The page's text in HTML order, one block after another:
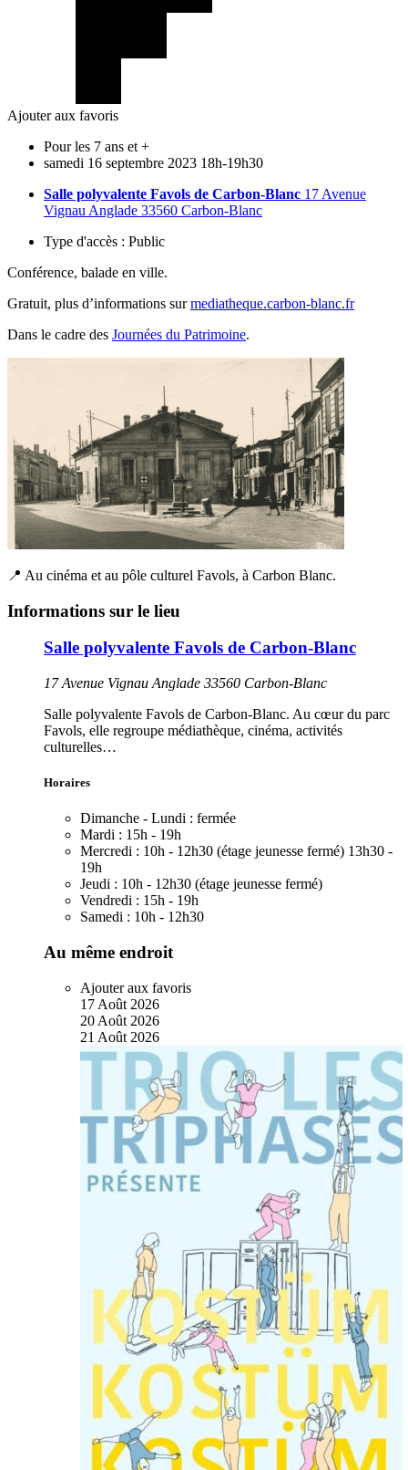
Ajouter aux favoris
Pour les 7 ans et +
samedi 16 septembre 2023 18h-19h30
Salle polyvalente Favols de Carbon-Blanc 17 Avenue
Vignau Anglade 33560 Carbon-Blanc
Type d'accès : Public
Conférence, balade en ville.
Gratuit, plus d’informations surmediatheque.carbon-blanc.fr
Dans le cadre des Journées du Patrimoine.
📍 Au cinéma et au pôle culturel Favols, à Carbon Blanc.
Informations sur le lieu
Salle polyvalente Favols de Carbon-Blanc
17 Avenue Vignau Anglade 33560 Carbon-Blanc
Salle polyvalente Favols de Carbon-Blanc. Au cœur du parc
Favols, elle regroupe médiathèque, cinéma, activités
culturelles…
Horaires
Dimanche - Lundi : fermée
Mardi : 15h - 19h
Mercredi : 10h - 12h30 (étage jeunesse fermé) 13h30 -
19h
Jeudi : 10h - 12h30 (étage jeunesse fermé)
Vendredi : 15h - 19h
Samedi : 10h - 12h30
Au même endroit
Ajouter aux favoris
17 Août 2026
20 Août 2026
21 Août 2026